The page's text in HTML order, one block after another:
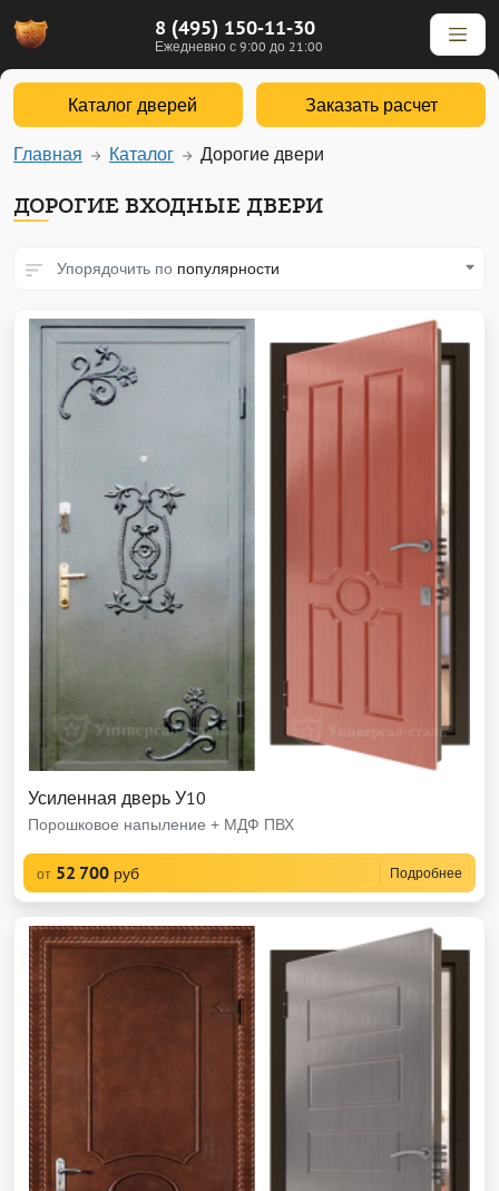
8 (495) 150-11-30
Ежедневно с 9:00 до 21:00
Каталог дверей Заказать расчет
Главная Каталог Дорогие двери
ДОРОГИЕ ВХОДНЫЕ ДВЕРИ
Упорядочить по популярности
Усиленная дверь У10
Порошковое напыление + МДФ ПВХ
от 52 700 руб Подробнее